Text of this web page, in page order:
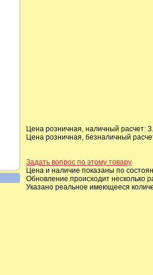
Цена розничная, наличный расчет:
Цена розничная, безналичный
Задать вопрос по этому товару
Цена и наличие показаны по
Обновление происходит несколько
Указано реальное имеющееся